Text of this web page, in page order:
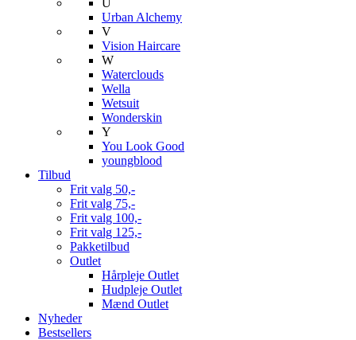
U
Urban Alchemy
V
Vision Haircare
W
Waterclouds
Wella
Wetsuit
Wonderskin
Y
You Look Good
youngblood
Tilbud
Frit valg 50,-
Frit valg 75,-
Frit valg 100,-
Frit valg 125,-
Pakketilbud
Outlet
Hårpleje Outlet
Hudpleje Outlet
Mænd Outlet
Nyheder
Bestsellers